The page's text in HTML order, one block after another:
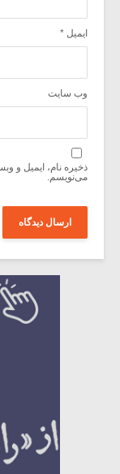
ایمیل *
وب‌ سایت
ذخیره نام، ایمیل و
می‌نویسم.